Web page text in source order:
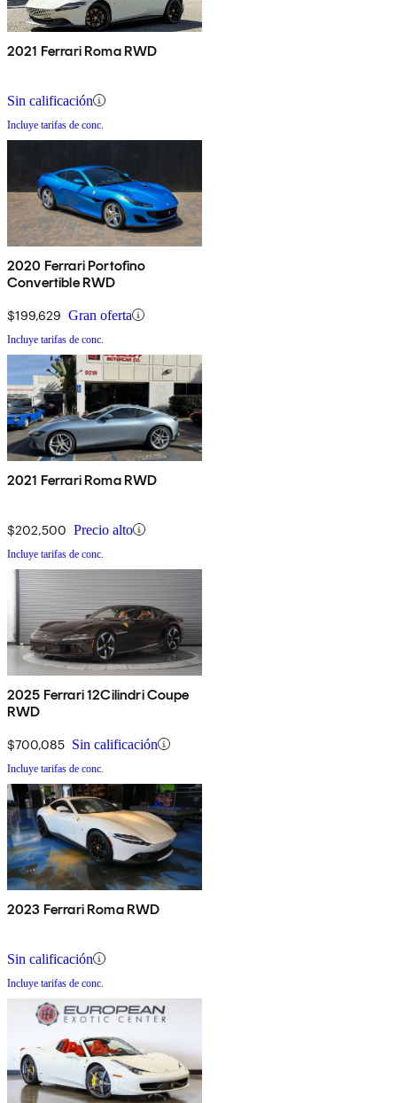
2021 Ferrari Roma RWD
Sin calificación
Incluye tarifas de conc.
2020 Ferrari Portofino
Convertible RWD
$199,629 Gran oferta
Incluye tarifas de conc.
2021 Ferrari Roma RWD
$202,500 Precio alto
Incluye tarifas de conc.
2025 Ferrari 12Cilindri Coupe
RWD
$700,085 Sin calificación
Incluye tarifas de conc.
2023 Ferrari Roma RWD
Sin calificación
Incluye tarifas de conc.